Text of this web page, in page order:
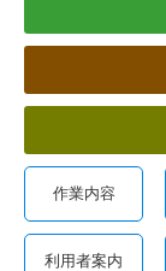
作業内容
利用者案内